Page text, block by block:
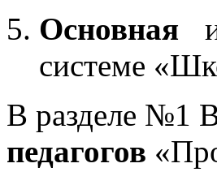
Основная
системе
В разделе №1
педагогов